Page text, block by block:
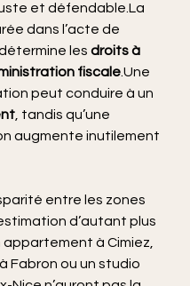
et défendable.La
dans l’acte de
les droits à
fiscale.Une
peut conduire à un
, tandis qu’une
augmente inutilement
entre les zones
d’autant plus
à Cimiez,
Fabron ou un studio